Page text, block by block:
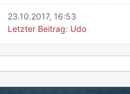
23.10.2017, 16:53
Letzter Beitrag: Udo